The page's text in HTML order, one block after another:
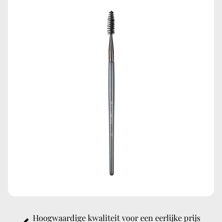
beweging de facepowder aan op de kleine oppervlaktes in
het gezicht. Op deze manier blijft je make-up langer zitten
en lijken poriën te zijn verdwenen. Om te baken laat je het
poeder enkele minuten op het gezicht zitten en veeg je
daarna de restjes poeder weg.
Hoogwaardige kwaliteit voor een eerlijke prijs